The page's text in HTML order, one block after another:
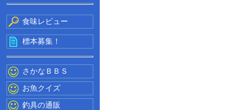
食味レビュー
標本募集！
さかなＢＢＳ
お魚クイズ
釣具の通販